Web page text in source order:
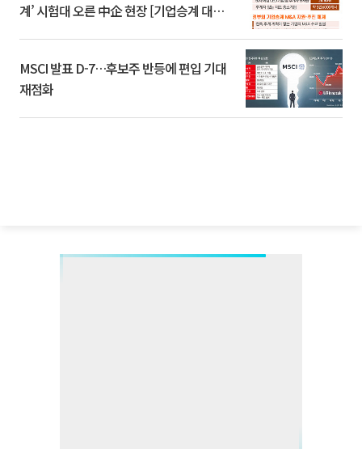
계’ 시험대 오른 中企 현장 [기업승계 대전
MSCI 발표 D-7…후보주 반등에 편입 기대
재점화